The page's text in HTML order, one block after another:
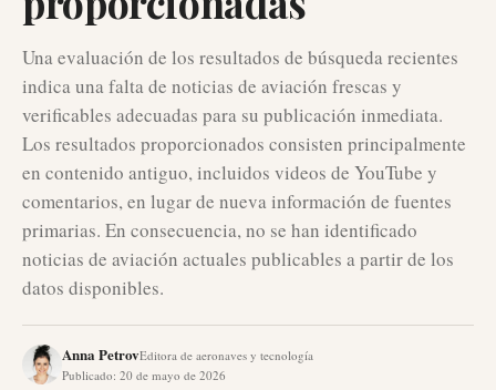
Una evaluación de los resultados de búsqueda recientes
indica una falta de noticias de aviación frescas y
verificables adecuadas para su publicación inmediata.
Los resultados proporcionados consisten principalmente
en contenido antiguo, incluidos videos de YouTube y
comentarios, en lugar de nueva información de fuentes
primarias. En consecuencia, no se han identificado
noticias de aviación actuales publicables a partir de los
datos disponibles.
Anna PetrovEditora de aeronaves y tecnología
Publicado: 20 de mayo de 2026